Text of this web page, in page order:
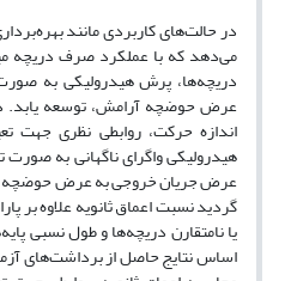
در حالت‌های کاربردی مانند
می‌دهد که با عملکرد صرف دریچه
دریچه‌ها، پرش هیدرولیکی به
عرض حوضچه آرامش، توسعه یابد.
اندازه حرکت، روابطی نظری جهت
هیدرولیکی واگرای ناگهانی به
عرض جریان خروجی به عرض حوضچه
گردید نسبت اعماق ثانویه علاوه بر
یا نامتقارن دریچه‌ها و طول نسبی
اساس نتایج حاصل از برداشت‌های